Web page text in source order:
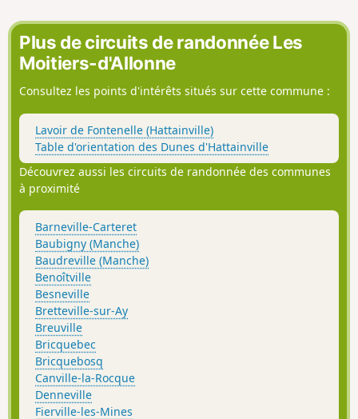
Plus de circuits de randonnée Les
Moitiers-d'Allonne
Consultez les points d'intérêts situés sur cette commune :
Lavoir de Fontenelle (Hattainville)
Table d'orientation des Dunes d'Hattainville
Découvrez aussi les circuits de randonnée des communes
à proximité
Barneville-Carteret
Baubigny (Manche)
Baudreville (Manche)
Benoîtville
Besneville
Bretteville-sur-Ay
Breuville
Bricquebec
Bricquebosq
Canville-la-Rocque
Denneville
Fierville-les-Mines